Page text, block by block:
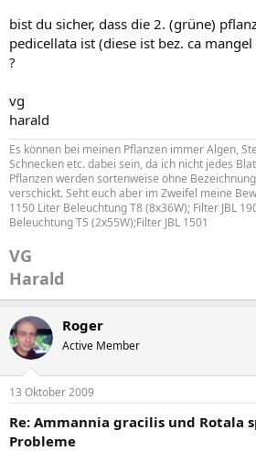
bist du sicher, dass die 2. (grüne)
pedicellata ist (diese ist bez. ca
?
vg
harald
Es können bei meinen Pflanzen immer Algen,
Schnecken etc. dabei sein, da ich nicht jedes
Pflanzen werden sortenweise ohne
verschickt. Seht euch aber im Zweifel meine
1150 Liter Beleuchtung T8 (8x36W); Filter JBL
Beleuchtung T5 (2x55W);Filter JBL 1501
VG
Harald
Roger
Active Member
13 Oktober 2009
Re: Ammannia gracilis und Rotala
Probleme